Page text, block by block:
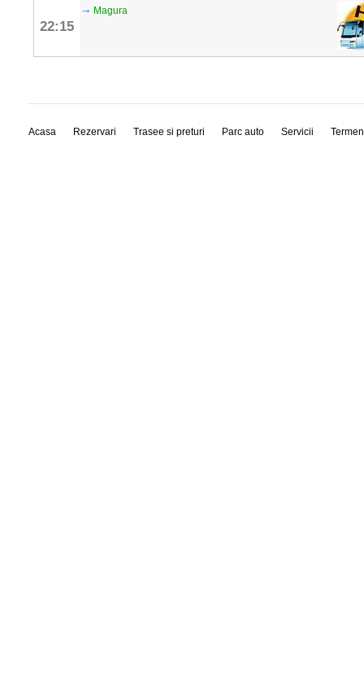
22:15
Magura
Acasa Rezervari Trasee si preturi Parc auto Servicii